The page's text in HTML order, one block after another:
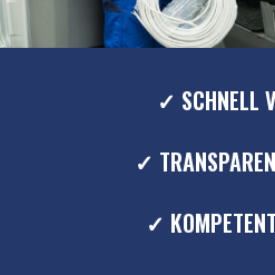
✓ SCHNELL
✓
✓